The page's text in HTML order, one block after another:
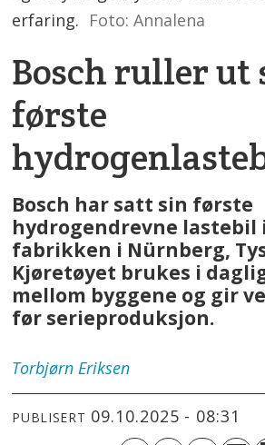
erfaring. Foto: Annalena
Bosch ruller ut
første
Bosch har satt sin første
hydrogendrevne lastebil
fabrikken i Nürnberg,
Kjøretøyet brukes i
mellom byggene og gir
før serieproduksjon.
Torbjørn Eriksen
PUBLISERT 09.10.2025 - 08:31